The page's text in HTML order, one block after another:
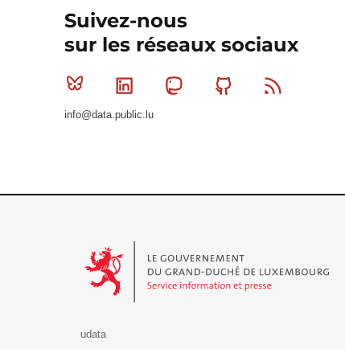
Suivez-nous
sur les réseaux sociaux
Bluesky Linkedin MastodonGithub
info@data.public.lu
udata